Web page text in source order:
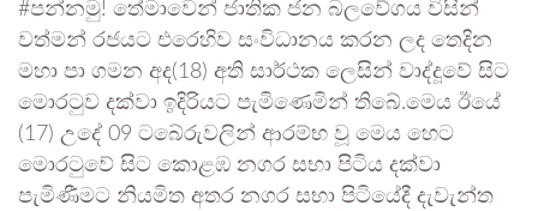
#පන්නමු! තේමාවෙන් ජාතික ජන බලවේගය විසින්
වත්මන් රජයට එරෙහිව සංවිධානය කරන ලද තෙදින
මහා පා ගමන අද(18) අති සාර්ථක ලෙසින් වාද්දූවේ සිට
මොරටුව දක්වා ඉදිරියට පැමිණෙමින් තිබේ.මෙය ඊයේ
(17) උදේ 09 ටබේරුවලින් ආරම්භ වූ මෙය හෙට
මොරටුවේ සිට කොළඹ නගර සභා පිටිය දක්වා
පැමිණීමට නියමිත අතර නගර සභා පිටියේදී දැවැන්ත